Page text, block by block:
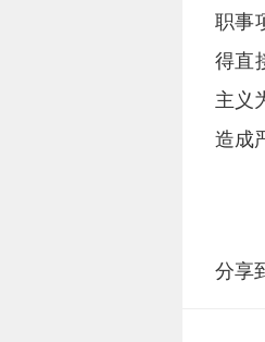
职事
得直
主义
造成
分享